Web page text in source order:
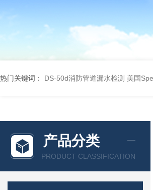
热门关键词： DS-50d消防管道漏水检测 美国
产品分类
PRODUCT CLASSIFICATION